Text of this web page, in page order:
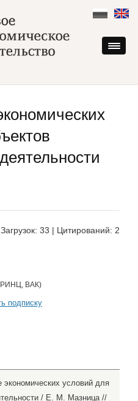
content
33 | Цитирований: 2
РИНЦ, ВАК)
подписку
условий для
/ Е. М. Мазница //